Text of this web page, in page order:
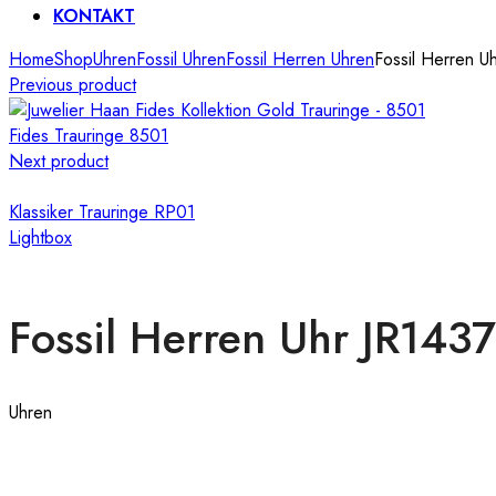
KONTAKT
HomeShopUhrenFossil UhrenFossil Herren UhrenFossil Herren
Previous product
Fides Trauringe 8501
Next product
Klassiker Trauringe RP01
Lightbox
Fossil Herren Uhr JR1437
Uhren